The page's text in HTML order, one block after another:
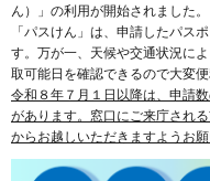
ん）」の利用が開始されました。
「パスけん」は、申請したパス
す。万が一、天候や交通状況に
取可能日を確認できるので大変便
令和８年７月１日以降は、申請
があります。窓口にご来庁され
からお越しいただきますようお願